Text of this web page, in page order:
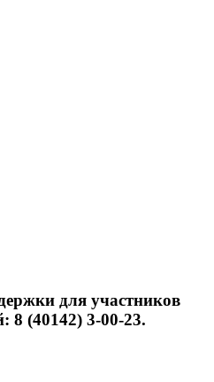
для участников
8 (40142) 3-00-23.